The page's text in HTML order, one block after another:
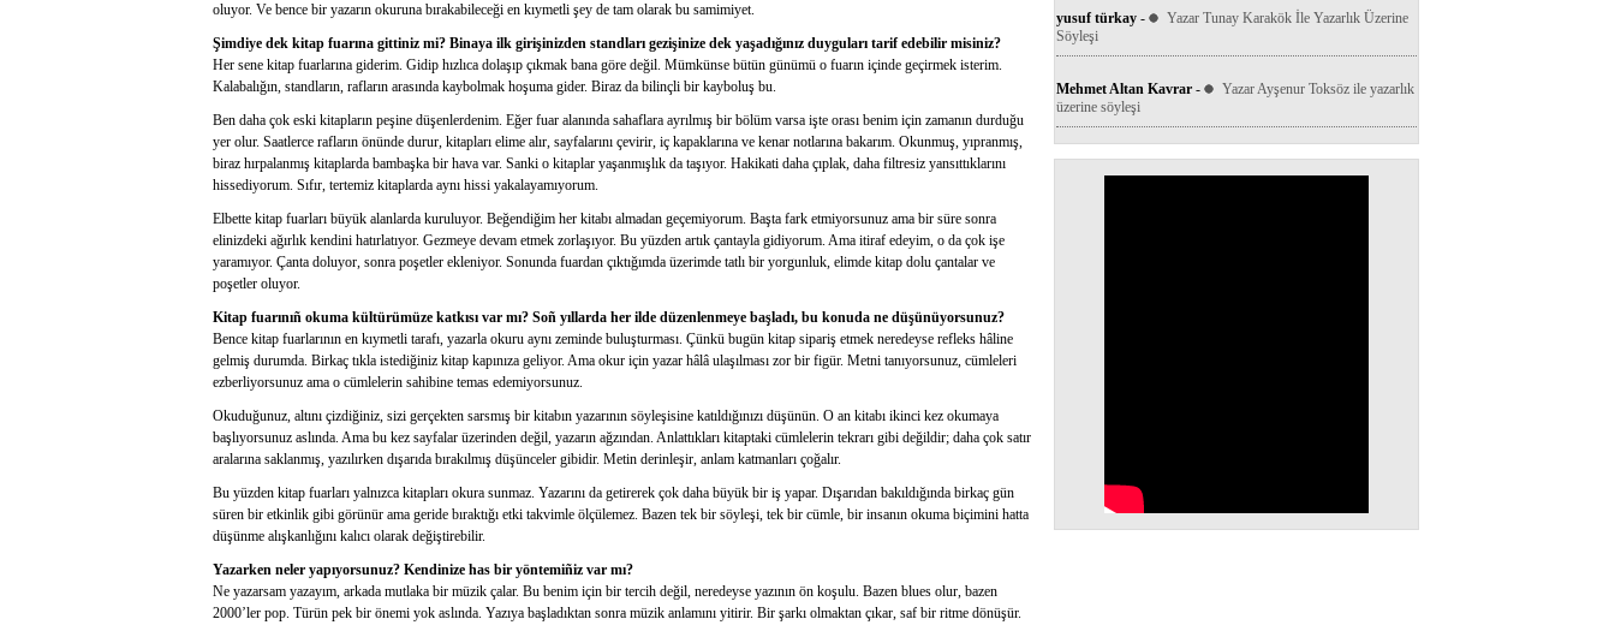
oluyor. Ve bence bir yazarın okuruna bırakabileceği en kıymetli şey de tam olarak bu samimiyet.
Şimdiye dek kitap fuarına gittiniz mi? Binaya ilk girişinizden standları gezişinize dek yaşadığınız duyguları tarif edebilir misiniz?
Her sene kitap fuarlarına giderim. Gidip hızlıca dolaşıp çıkmak bana göre değil. Mümkünse bütün günümü o fuarın içinde geçirmek isterim.
Kalabalığın, standların, rafların arasında kaybolmak hoşuma gider. Biraz da bilinçli bir kayboluş bu.
Ben daha çok eski kitapların peşine düşenlerdenim. Eğer fuar alanında sahaflara ayrılmış bir bölüm varsa işte orası benim için zamanın durduğu
yer olur. Saatlerce rafların önünde durur, kitapları elime alır, sayfalarını çevirir, iç kapaklarına ve kenar notlarına bakarım. Okunmuş, yıpranmış,
biraz hırpalanmış kitaplarda bambaşka bir hava var. Sanki o kitaplar yaşanmışlık da taşıyor. Hakikati daha çıplak, daha filtresiz yansıttıklarını
hissediyorum. Sıfır, tertemiz kitaplarda aynı hissi yakalayamıyorum.
Elbette kitap fuarları büyük alanlarda kuruluyor. Beğendiğim her kitabı almadan geçemiyorum. Başta fark etmiyorsunuz ama bir süre sonra
elinizdeki ağırlık kendini hatırlatıyor. Gezmeye devam etmek zorlaşıyor. Bu yüzden artık çantayla gidiyorum. Ama itiraf edeyim, o da çok işe
yaramıyor. Çanta doluyor, sonra poşetler ekleniyor. Sonunda fuardan çıktığımda üzerimde tatlı bir yorgunluk, elimde kitap dolu çantalar ve
poşetler oluyor.
Kitap fuarınıñ okuma kültürümüze katkısı var mı? Soñ yıllarda her ilde düzenlenmeye başladı, bu konuda ne düşünüyorsunuz?
Bence kitap fuarlarının en kıymetli tarafı, yazarla okuru aynı zeminde buluşturması. Çünkü bugün kitap sipariş etmek neredeyse refleks hâline
gelmiş durumda. Birkaç tıkla istediğiniz kitap kapınıza geliyor. Ama okur için yazar hâlâ ulaşılması zor bir figür. Metni tanıyorsunuz, cümleleri
ezberliyorsunuz ama o cümlelerin sahibine temas edemiyorsunuz.
Okuduğunuz, altını çizdiğiniz, sizi gerçekten sarsmış bir kitabın yazarının söyleşisine katıldığınızı düşünün. O an kitabı ikinci kez okumaya
başlıyorsunuz aslında. Ama bu kez sayfalar üzerinden değil, yazarın ağzından. Anlattıkları kitaptaki cümlelerin tekrarı gibi değildir; daha çok satır
aralarına saklanmış, yazılırken dışarıda bırakılmış düşünceler gibidir. Metin derinleşir, anlam katmanları çoğalır.
Bu yüzden kitap fuarları yalnızca kitapları okura sunmaz. Yazarını da getirerek çok daha büyük bir iş yapar. Dışarıdan bakıldığında birkaç gün
süren bir etkinlik gibi görünür ama geride bıraktığı etki takvimle ölçülemez. Bazen tek bir söyleşi, tek bir cümle, bir insanın okuma biçimini hatta
düşünme alışkanlığını kalıcı olarak değiştirebilir.
Yazarken neler yapıyorsunuz? Kendinize has bir yöntemiñiz var mı?
Ne yazarsam yazayım, arkada mutlaka bir müzik çalar. Bu benim için bir tercih değil, neredeyse yazının ön koşulu. Bazen blues olur, bazen
2000’ler pop. Türün pek bir önemi yok aslında. Yazıya başladıktan sonra müzik anlamını yitirir. Bir şarkı olmaktan çıkar, saf bir ritme dönüşür.
yusuf türkay -
Yazar Tunay Karakök İle Yazarlık Üzerine
Söyleşi
Mehmet Altan Kavrar -
Yazar Ayşenur Toksöz ile yazarlık
üzerine söyleşi